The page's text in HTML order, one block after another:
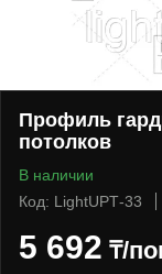
Профиль
потолков
В наличии
Код: LightUPТ-33
5 692 ₸/